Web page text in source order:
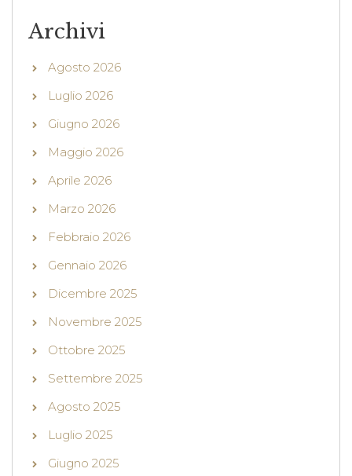
Archivi
Agosto 2026
Luglio 2026
Giugno 2026
Maggio 2026
Aprile 2026
Marzo 2026
Febbraio 2026
Gennaio 2026
Dicembre 2025
Novembre 2025
Ottobre 2025
Settembre 2025
Agosto 2025
Luglio 2025
Giugno 2025